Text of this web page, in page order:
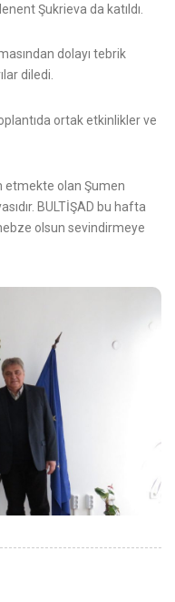
Şukrieva da katıldı.
dolayı tebrik
diledi.
ortak etkinlikler ve
etmekte olan Şumen
BULTİŞAD bu hafta
olsun sevindirmeye